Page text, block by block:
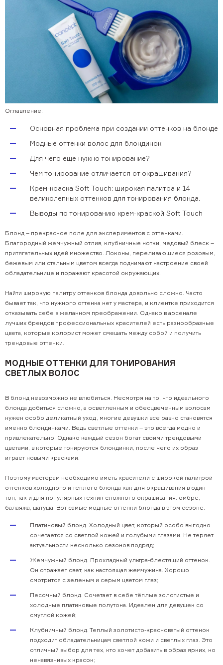
Салонный уход BASIC
SALON TOTAL TRAVEL формат
Бессульфатный уход SOFT CARE
Для кудрявых волос PRO CURLS
Скачать материалы
Look book
Мероприятия
Блог
+7 (495) 937-69-32
Оглавление:
Основная проблема при создании оттенков на блонде
Модные оттенки волос для блондинок
Для чего еще нужно тонирование?
Чем тонирование отличается от окрашивания?
Крем-краска Soft Touch: широкая палитра и 14
великолепных оттенков для тонирования блонда.
Выводы по тонированию крем-краской Soft Touch
Блонд – прекрасное поле для экспериментов с оттенками.
Благородный жемчужный отлив, клубничные нотки, медовый блеск –
притягательных идей множество. Локоны, переливающиеся розовым,
бежевым или стальным цветом всегда поднимают настроение своей
обладательнице и поражают красотой окружающих.
Найти широкую палитру оттенков блонда довольно сложно. Часто
бывает так, что нужного оттенка нет у мастера, и клиентке приходится
отказывать себе в желанном преображении. Однако в арсенале
лучших брендов профессиональных красителей есть разнообразные
цвета, которые колорист может смешать между собой и получить
трендовые оттенки.
МОДНЫЕ ОТТЕНКИ ДЛЯ ТОНИРОВАНИЯ
СВЕТЛЫХ ВОЛОС
В блонд невозможно не влюбиться. Несмотря на то, что идеального
блонда добиться сложно, а осветленным и обесцвеченным волосам
нужен особо деликатный уход, многие девушки все равно становятся
именно блондинками. Ведь светлые оттенки – это всегда модно и
привлекательно. Однако каждый сезон богат своими трендовыми
цветами, в которые тонируются блондинки, после чего их образ
играет новыми красками.
Поэтому мастерам необходимо иметь красители с широкой палитрой
оттенков холодного и теплого блонда как для окрашивания в один
тон, так и для популярных техник сложного окрашивания: омбре,
балаяжа, шатуша. Вот самые модные оттенки блонда в этом сезоне.
Платиновый блонд. Холодный цвет, который особо выгодно
сочетается со светлой кожей и голубыми глазами. Не теряет
актуальности несколько сезонов подряд;
Жемчужный блонд. Прохладный ультра-блестящий оттенок.
Он отражает свет, как настоящая жемчужина. Хорошо
смотрится с зеленым и серым цветом глаз;
Песочный блонд. Сочетает в себе тёплые золотистые и
холодные платиновые полутона. Идеален для девушек со
смуглой кожей;
Клубничный блонд. Теплый золотисто-красноватый оттенок
подходит обладательницам светлой кожи и светлых глаз. Это
отличный выбор для тех, кто хочет добавить в образ ярких, но
ненавязчивых красок;